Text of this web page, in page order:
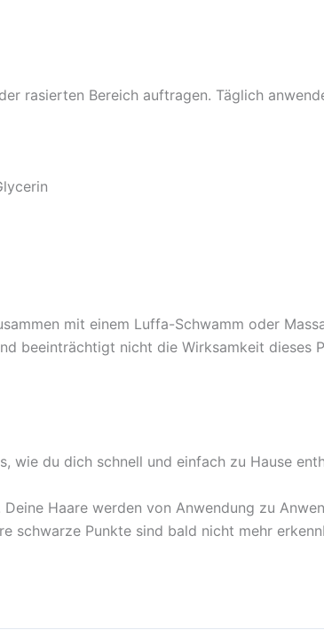
rasierten Bereich auftragen. Täglich
mit einem Luffa-Schwamm oder
beeinträchtigt nicht die Wirksamkeit dieses
du dich schnell und einfach zu Hause
Haare werden von Anwendung zu
schwarze Punkte sind bald nicht mehr